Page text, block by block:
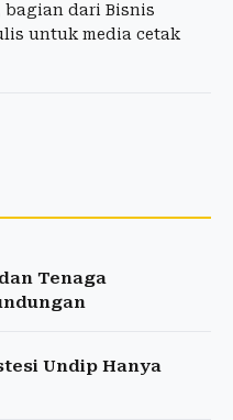
dari Bisnis
untuk media cetak
Tenaga
Undip Hanya